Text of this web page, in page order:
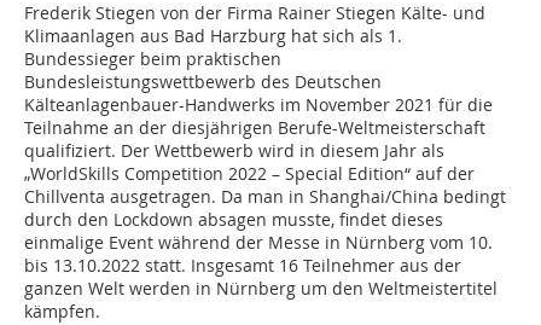
Frederik Stiegen von der Firma Rainer Stiegen Kälte- und
Klimaanlagen aus Bad Harzburg hat sich als 1.
Bundessieger beim praktischen
Bundesleistungswettbewerb des Deutschen
Kälteanlagenbauer-Handwerks im November 2021 für die
Teilnahme an der diesjährigen Berufe-Weltmeisterschaft
qualifiziert. Der Wettbewerb wird in diesem Jahr als
„WorldSkills Competition 2022 – Special Edition“ auf der
Chillventa ausgetragen. Da man in Shanghai/China bedingt
durch den Lockdown absagen musste, findet dieses
einmalige Event während der Messe in Nürnberg vom 10.
bis 13.10.2022 statt. Insgesamt 16 Teilnehmer aus der
ganzen Welt werden in Nürnberg um den Weltmeistertitel
kämpfen.